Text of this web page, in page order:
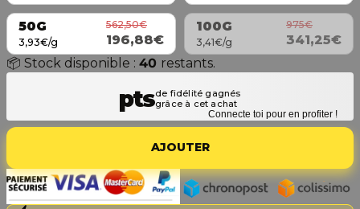
50G
3,93€/g
562,50€
196,88€
100G
3,41€/g
975€
341,25€
📦 Stock disponible : 40 restants.
Connecte toi pour en profiter !
AJOUTER